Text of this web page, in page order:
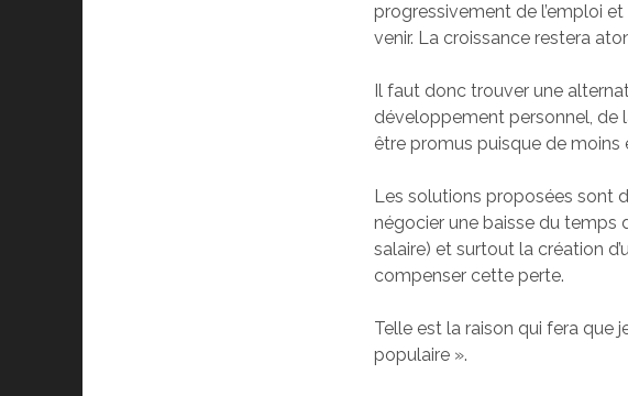
progressivement de l’emploi
venir. La croissance restera
Il faut donc trouver une
développement personnel, de
être promus puisque de moins
Les solutions proposées sont
négocier une baisse du temps
salaire) et surtout la création
compenser cette perte.
Telle est la raison qui fera que
populaire ».